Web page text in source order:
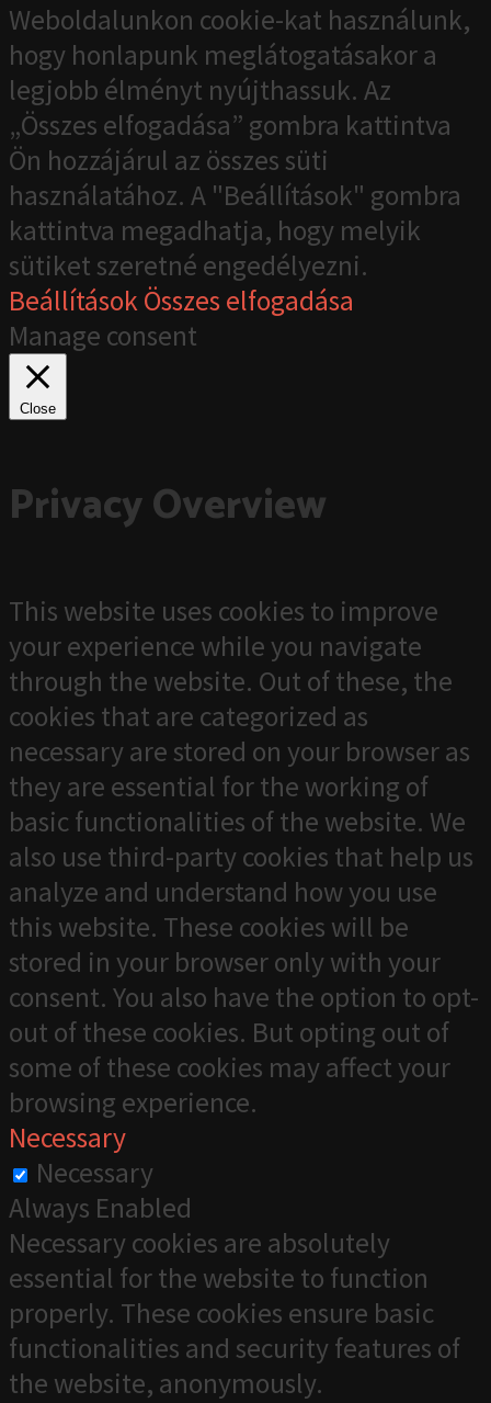
Weboldalunkon cookie-kat használunk,
hogy honlapunk meglátogatásakor a
legjobb élményt nyújthassuk. Az
„Összes elfogadása” gombra kattintva
Ön hozzájárul az összes süti
használatához. A "Beállítások" gombra
kattintva megadhatja, hogy melyik
sütiket szeretné engedélyezni.
BeállításokÖsszes elfogadása
Manage consent
Close
Privacy Overview
This website uses cookies to improve
your experience while you navigate
through the website. Out of these, the
cookies that are categorized as
necessary are stored on your browser as
they are essential for the working of
basic functionalities of the website. We
also use third-party cookies that help us
analyze and understand how you use
this website. These cookies will be
stored in your browser only with your
consent. You also have the option to opt-
out of these cookies. But opting out of
some of these cookies may affect your
browsing experience.
Necessary
Necessary
Always Enabled
Necessary cookies are absolutely
essential for the website to function
properly. These cookies ensure basic
functionalities and security features of
the website, anonymously.